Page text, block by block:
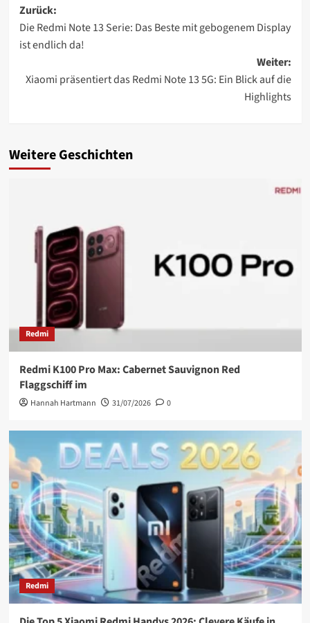
Beitragsnavigation
Zurück:
Die Redmi Note 13 Serie: Das Beste mit gebogenem Display
ist endlich da!
Weiter:
Xiaomi präsentiert das Redmi Note 13 5G: Ein Blick auf die
Highlights
Weitere Geschichten
Redmi
Redmi K100 Pro Max: Cabernet Sauvignon Red
Flaggschiff im
Hannah Hartmann 31/07/2026 0
Redmi